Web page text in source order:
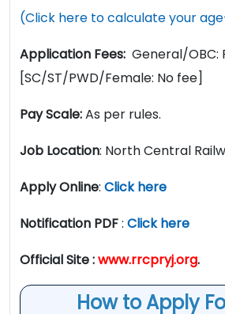
(Click here to calculate your
Application Fees: General/OBC:
[SC/ST/PWD/Female: No fee]
Pay Scale:As per rules.
Job Location: North Central
Apply Online: Click here
Notification PDF: Click here
Official Site :www.rrcpryj.org.
How to Apply